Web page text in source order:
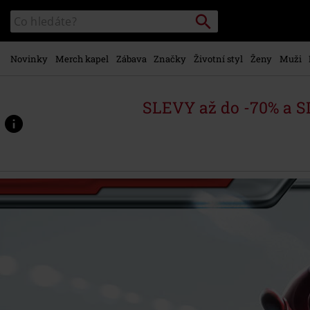
hlavnímu
obsahu
Katalog
vyhledávání
Vyhledávání
Novinky Merch kapel Zábava Značky Životní styl Ženy Muži
SLEVY až do -70% a